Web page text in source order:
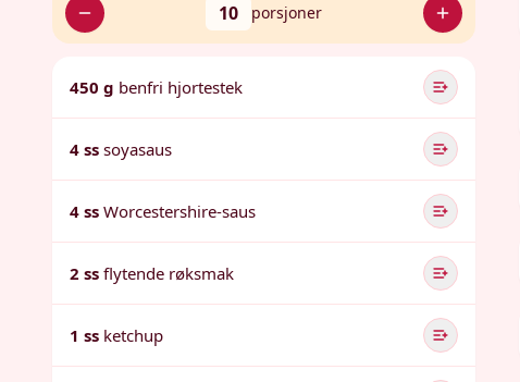
10 porsjoner
450 g benfri hjortestek
4 ss soyasaus
4 ss Worcestershire-saus
2 ss flytende røksmak
1 ss ketchup